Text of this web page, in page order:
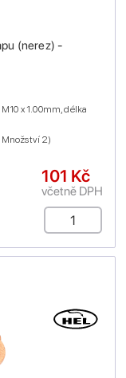
(nerez) -
x 1.00mm, délka
Množství 2)
101 Kč
včetně DPH